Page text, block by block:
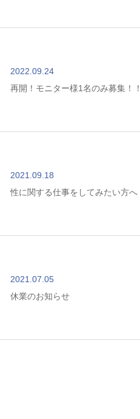
2022.09.24
再開！モニター様1名のみ募集！！
2021.09.18
性に関する仕事をしてみたい方へ
2021.07.05
休業のお知らせ